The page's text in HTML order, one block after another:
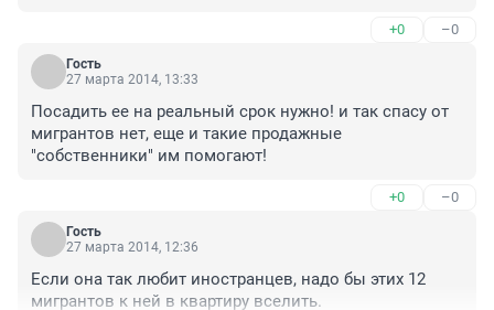
гражданином РФ и приехала просто с другого региона
в Челябинск. А без какой либо регистарции в
Челябинске не устроить ребенка в садик, в
регистрации в Челябинске. Не все же могут себе
позволить купить жилье в Челябинске и там
спокойно зарегистрироваться.
+0 –0
Гость
27 марта 2014, 13:33
Посадить ее на реальный срок нужно! и так спасу от
мигрантов нет, еще и такие продажные
"собственники" им помогают!
+0 –0
Гость
27 марта 2014, 12:36
Если она так любит иностранцев, надо бы этих 12
мигрантов к ней в квартиру вселить.